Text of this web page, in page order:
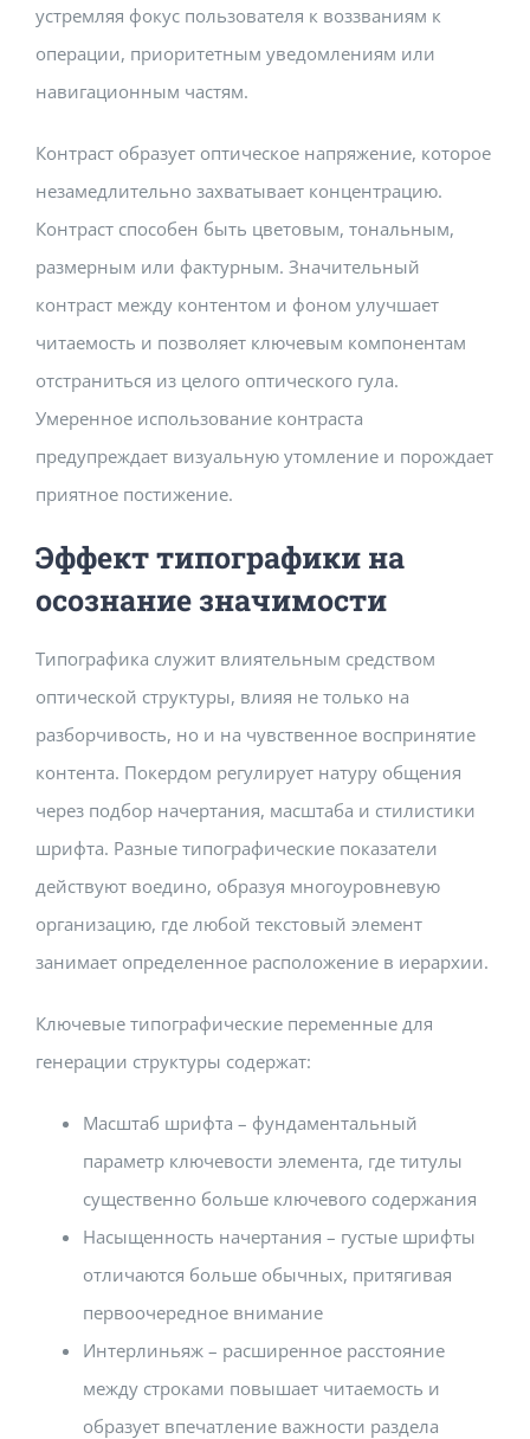
устремляя фокус пользователя к воззваниям к
операции, приоритетным уведомлениям или
навигационным частям.
Контраст образует оптическое напряжение, которое
незамедлительно захватывает концентрацию.
Контраст способен быть цветовым, тональным,
размерным или фактурным. Значительный
контраст между контентом и фоном улучшает
читаемость и позволяет ключевым компонентам
отстраниться из целого оптического гула.
Умеренное использование контраста
предупреждает визуальную утомление и порождает
приятное постижение.
Эффект типографики на
осознание значимости
Типографика служит влиятельным средством
оптической структуры, влияя не только на
разборчивость, но и на чувственное воспринятие
контента. Покердом регулирует натуру общения
через подбор начертания, масштаба и стилистики
шрифта. Разные типографические показатели
действуют воедино, образуя многоуровневую
организацию, где любой текстовый элемент
занимает определенное расположение в иерархии.
Ключевые типографические переменные для
генерации структуры содержат:
Масштаб шрифта – фундаментальный
параметр ключевости элемента, где титулы
существенно больше ключевого содержания
Насыщенность начертания – густые шрифты
отличаются больше обычных, притягивая
первоочередное внимание
Интерлиньяж – расширенное расстояние
между строками повышает читаемость и
образует впечатление важности раздела